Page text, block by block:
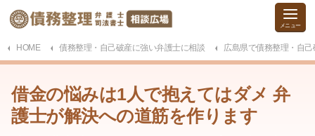
HOME 債務整理・自己破産に強い弁護士に相談 広島県で債務整理・自
借金の悩みは1人で抱えてはダメ 弁
護士が解決への道筋を作ります